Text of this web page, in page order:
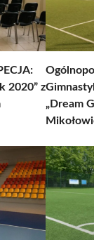
2020” z
„Dream